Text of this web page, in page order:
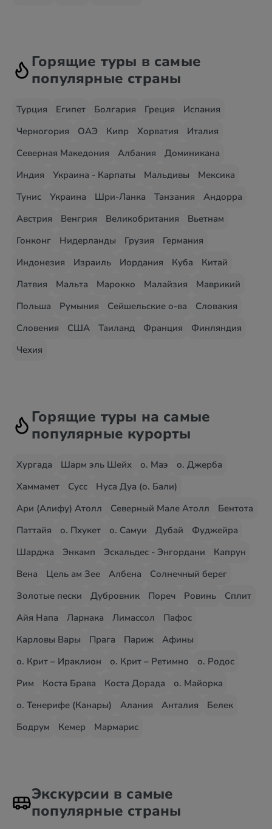
Горящие туры в самые
популярные страны
Турция Египет Болгария Греция
Испания
Черногория
ОАЭ Кипр Хорватия
Италия
Северная Македония
Албания
Доминикана
Индия
Украина - Карпаты Мальдивы
Мексика
Тунис
Украина Шри-Ланка Танзания
Андорра
Австрия
Венгрия Великобритания
Вьетнам
Гонконг
Нидерланды Грузия
Германия
Индонезия
Израиль Иордания Куба
Китай
Латвия
Мальта Марокко Малайзия
Маврикий
Польша
Румыния Сейшельские о-ва
Словакия
Словения
США Таиланд Франция
Финляндия
Чехия
Горящие туры на самые
популярные курорты
Хургада Шарм эль Шейх о. Маэ
о. Джерба
Хаммамет
Сусс
Нуса Дуа (о. Бали)
Ари (Алифу) Атолл
Северный Мале Атолл
Бентота
Паттайя
о. Пхукет о. Самуи Дубай
Фуджейра
Шарджа
Энкамп Эскальдес - Энгордани
Капрун
Вена
Цель ам Зее Албена
Солнечный берег
Золотые пески
Дубровник Пореч Ровинь
Сплит
Айя Напа
Ларнака Лимассол
Пафос
Карловы Вары
Прага Париж
Афины
о. Крит – Ираклион
о. Крит – Ретимно
о. Родос
Рим
Коста Брава Коста Дорада
о. Майорка
о. Тенерифе (Канары)
Алания Анталия
Белек
Бодрум
Кемер Мармарис
Экскурсии в самые
популярные страны